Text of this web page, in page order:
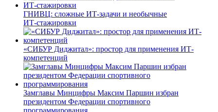
ГНИВЦ: сложные ИТ‑задачи и необычные
ИТ‑стажировки
«СИБУР Диджитал»: простор для применения ИТ-
компетенций
Замглавы Минцифры Максим Паршин избран
президентом Федерации спортивного
программирования